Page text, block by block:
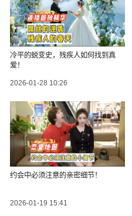
冷平的蜕变史，残疾人如何找到真
爱！
2026-01-28 10:26
约会中必须注意的亲密细节！
2026-01-19 15:41